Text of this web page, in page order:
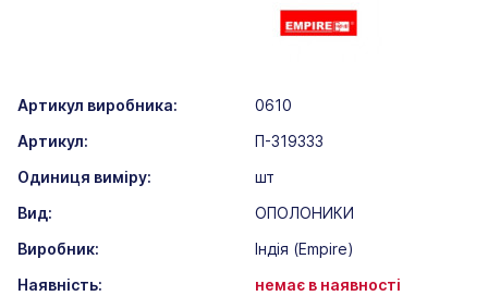
Артикул виробника:
0610
Артикул:
П-319333
Одиниця виміру:
шт
Вид:
ОПОЛОНИКИ
Виробник:
Індія (Empire)
Наявність:
немає в наявності